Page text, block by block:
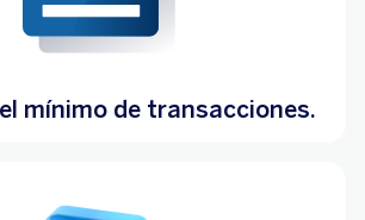
mínimo de transacciones.